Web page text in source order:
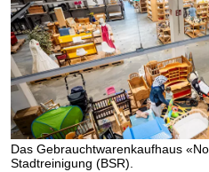
Das Gebrauchtwarenkaufhaus
Stadtreinigung (BSR).